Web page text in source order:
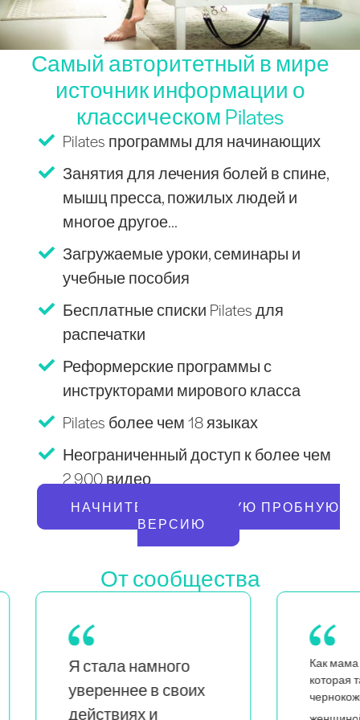
Самый авторитетный в мире
источник информации о
классическом Pilates
Pilates программы для начинающих
Занятия для лечения болей в спине,
мышц пресса, пожилых людей и
многое другое...
Загружаемые уроки, семинары и
учебные пособия
Бесплатные списки Pilates для
распечатки
Реформерские программы с
инструкторами мирового класса
Pilates более чем 18 языках
Неограниченный доступ к более чем
2 900 видео
НАЧНИТЕ БЕСПЛАТНУЮ ПРОБНУЮ
ВЕРСИЮ
От сообщества
Как мама близнецов,
чернокожей и квир-